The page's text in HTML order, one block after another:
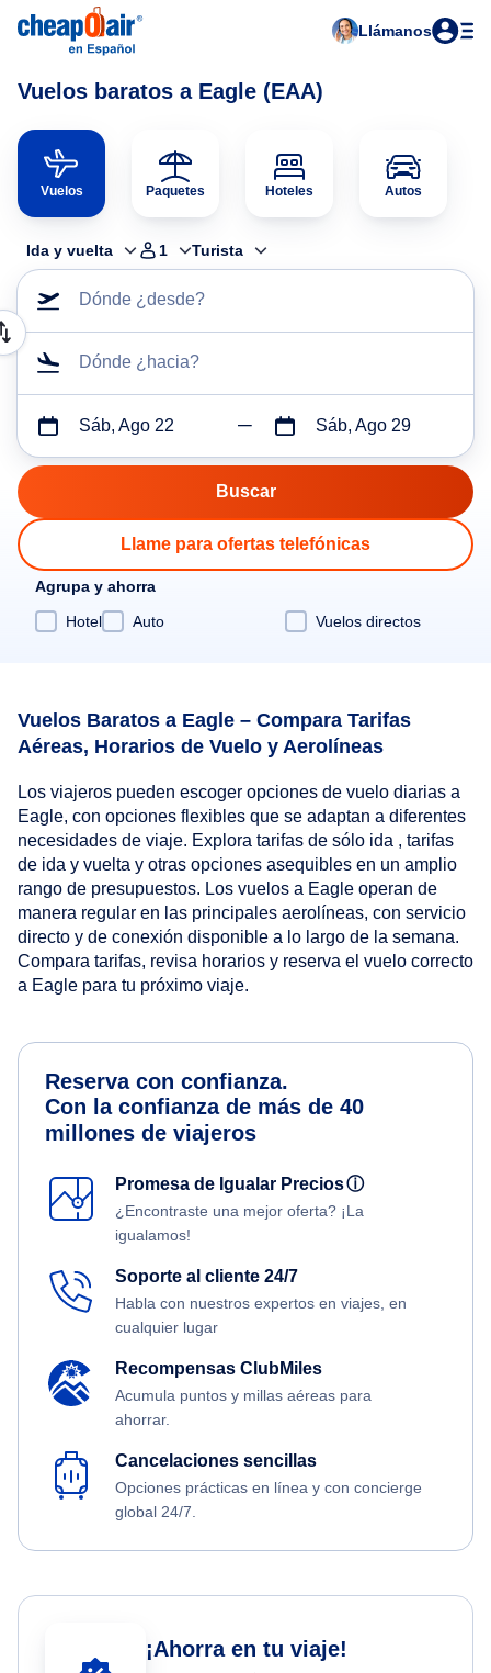
Llámanos
Vuelos baratos a Eagle (EAA)
Vuelos Paquetes Hoteles Autos
Ida y vuelta 1 Turista
Dónde ¿desde?
Dónde ¿hacia?
Sáb, Ago 22 Sáb, Ago 29
Llame para ofertas telefónicas
Agrupa y ahorra
Hotel
Auto Vuelos directos
Vuelos Baratos a Eagle – Compara Tarifas
Aéreas, Horarios de Vuelo y Aerolíneas
Los viajeros pueden escoger opciones de vuelo diarias a
Eagle, con opciones flexibles que se adaptan a diferentes
necesidades de viaje. Explora tarifas de sólo ida , tarifas
de ida y vuelta y otras opciones asequibles en un amplio
rango de presupuestos. Los vuelos a Eagle operan de
manera regular en las principales aerolíneas, con servicio
directo y de conexión disponible a lo largo de la semana.
Compara tarifas, revisa horarios y reserva el vuelo correcto
a Eagle para tu próximo viaje.
Reserva con confianza.
Con la confianza de más de 40
millones de viajeros
Promesa de Igualar Preciosⓘ
¿Encontraste una mejor oferta? ¡La
igualamos!
Soporte al cliente 24/7
Habla con nuestros expertos en viajes, en
cualquier lugar
Recompensas ClubMiles
Acumula puntos y millas aéreas para
ahorrar.
Cancelaciones sencillas
Opciones prácticas en línea y con concierge
global 24/7.
¡Ahorra en tu viaje!